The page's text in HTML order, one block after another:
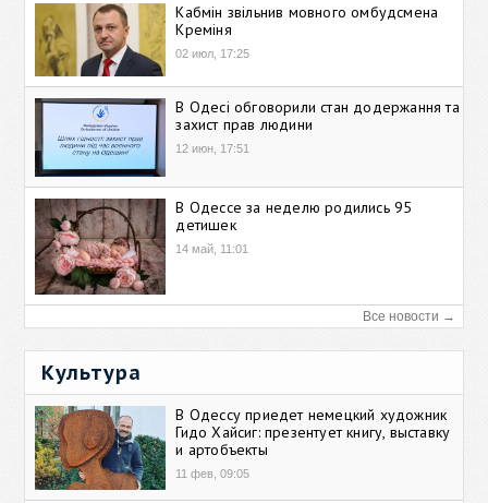
Кабмін звільнив мовного омбудсмена
Креміня
02 июл, 17:25
В Одесі обговорили стан додержання та
захист прав людини
12 июн, 17:51
В Одессе за неделю родились 95
детишек
14 май, 11:01
Все новости →
Культура
В Одессу приедет немецкий художник
Гидо Хайсиг: презентует книгу, выставку
и артобъекты
11 фев, 09:05